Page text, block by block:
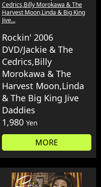
Cedrics,Billy Morokawa & The
Harvest Moon,Linda & Big King
Jive...
Rockin' 2006
DVD/Jackie & The
Cedrics,Billy
Morokawa & The
Harvest Moon,Linda
& The Big King Jive
Daddies
1,980 Yen
MORE